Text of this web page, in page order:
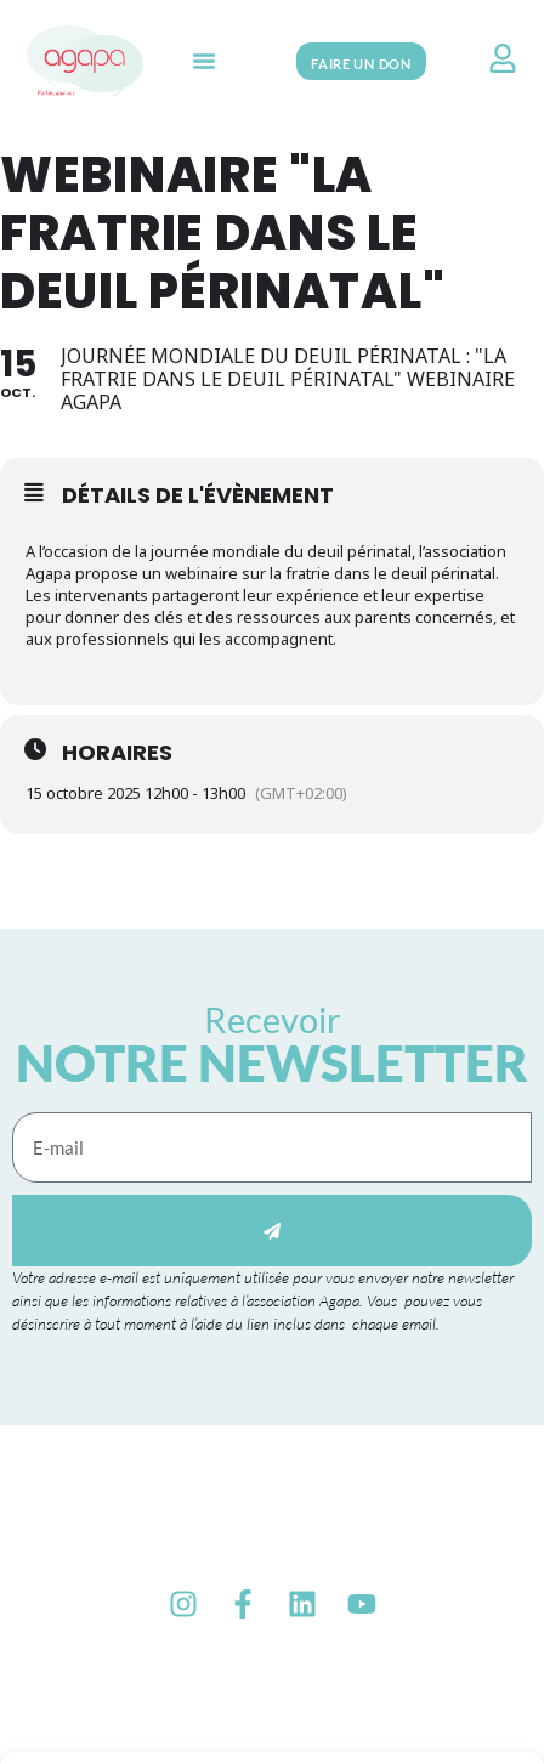
FAIRE UN DON
WEBINAIRE "LA
FRATRIE DANS LE
DEUIL PÉRINATAL"
15
OCT.
JOURNÉE MONDIALE DU DEUIL PÉRINATAL : "LA
FRATRIE DANS LE DEUIL PÉRINATAL" WEBINAIRE
AGAPA
DÉTAILS DE L'ÉVÈNEMENT
A l’occasion de la journée mondiale du deuil périnatal, l’association
Agapa propose un webinaire sur la fratrie dans le deuil périnatal.
Les intervenants partageront leur expérience et leur expertise
pour donner des clés et des ressources aux parents concernés, et
aux professionnels qui les accompagnent.
HORAIRES
15 octobre 2025 12h00 - 13h00 (GMT+02:00)
Recevoir
NOTRE NEWSLETTER
Votre adresse e-mail est uniquement utilisée pour vous envoyer notre newsletter
ainsi que les informations relatives à l’association Agapa. Vous pouvez vous
désinscrire à tout moment à l’aide du lien inclus dans chaque email.